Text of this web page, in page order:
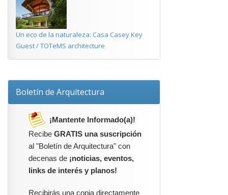
Un eco de la naturaleza: Casa Casey Key
Guest / TOTeMS architecture
Boletín de Arquitectura
¡Mantente Informado(a)!
Recibe GRATIS una suscripción
al "Boletín de Arquitectura" con
decenas de ¡noticias, eventos,
links de interés y planos!
Recibirás una copia directamente